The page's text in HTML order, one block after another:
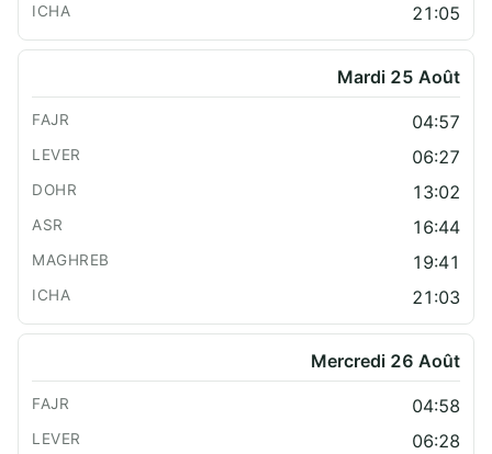
21:05
Mardi 25 Août
04:57
06:27
13:02
16:44
19:41
21:03
Mercredi 26 Août
04:58
06:28